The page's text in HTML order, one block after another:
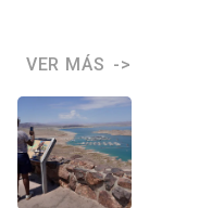
VER MÁS